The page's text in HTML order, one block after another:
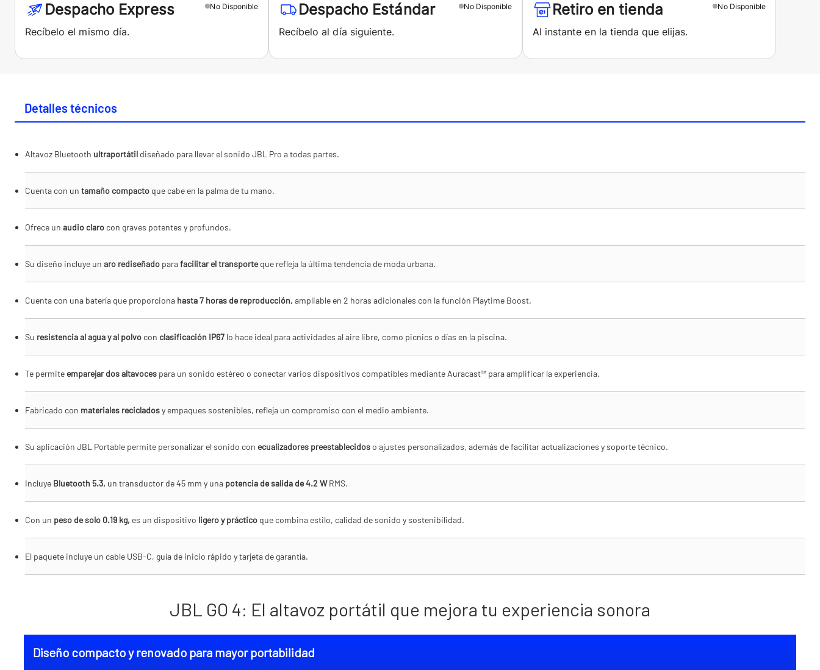
No Disponible
Despacho Express
Recíbelo el mismo día.
No Disponible
Despacho Estándar
Recíbelo al día siguiente.
No Disponible
Retiro en tienda
Al instante en la tienda que elijas.
Detalles técnicos
Altavoz Bluetooth ultraportátil diseñado para llevar el sonido JBL Pro a todas partes.
Cuenta con un tamaño compacto que cabe en la palma de tu mano.
Ofrece un audio claro con graves potentes y profundos.
Su diseño incluye un aro rediseñado parafacilitar el transporteque refleja la última tendencia de moda urbana.
Cuenta con una batería que proporciona hasta 7 horas de reproducción, ampliable en 2 horas adicionales con la función Playtime Boost.
Su resistencia al agua y al polvo con clasificación IP67 lo hace ideal para actividades al aire libre, como picnics o días en la piscina.
Te permite emparejar dos altavoces para un sonido estéreo o conectar varios dispositivos compatibles mediante Auracast™ para amplificar la experiencia.
Fabricado con materiales recicladosy empaques sostenibles, refleja un compromiso con el medio ambiente.
Su aplicación JBL Portable permite personalizar el sonido con ecualizadores preestablecidos o ajustes personalizados, además de facilitar actualizaciones y soporte técnico.
Incluye Bluetooth 5.3, un transductor de 45 mm y una potencia de salida de 4.2 WRMS.
Con un peso de solo 0.19 kg, es un dispositivo ligero y práctico que combina estilo, calidad de sonido y sostenibilidad.
El paquete incluye un cable USB-C, guía de inicio rápido y tarjeta de garantía.
JBL GO 4: El altavoz portátil que mejora tu experiencia sonora
Diseño compacto y renovado para mayor portabilidad